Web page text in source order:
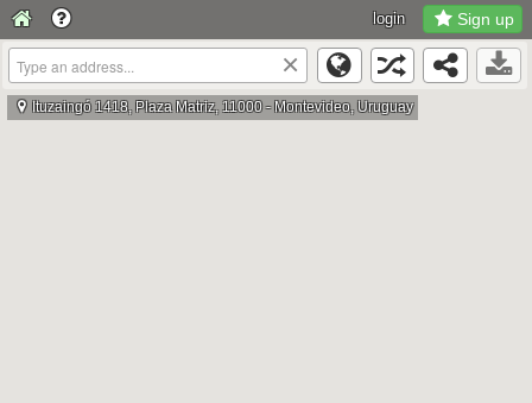
×
Ituzaingó 1418, Plaza Matriz, 11000 - Montevideo, Uruguay
login Sign up